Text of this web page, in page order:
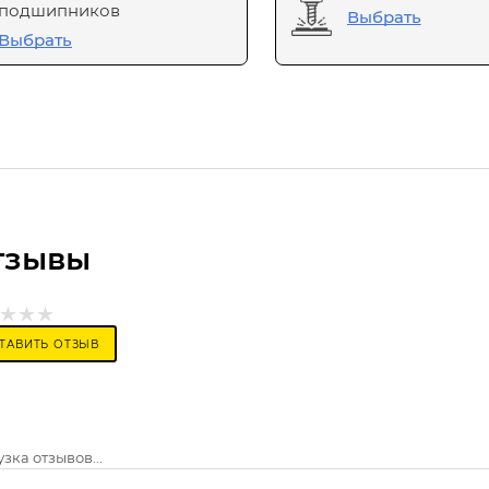
Выбрать
ОТЗЫВ
отзывов...